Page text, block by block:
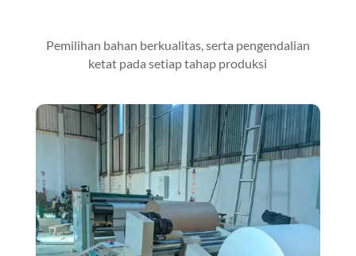
Pemilihan bahan berkualitas, serta pengendalian
ketat pada setiap tahap produksi